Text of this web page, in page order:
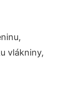
vlákniny,